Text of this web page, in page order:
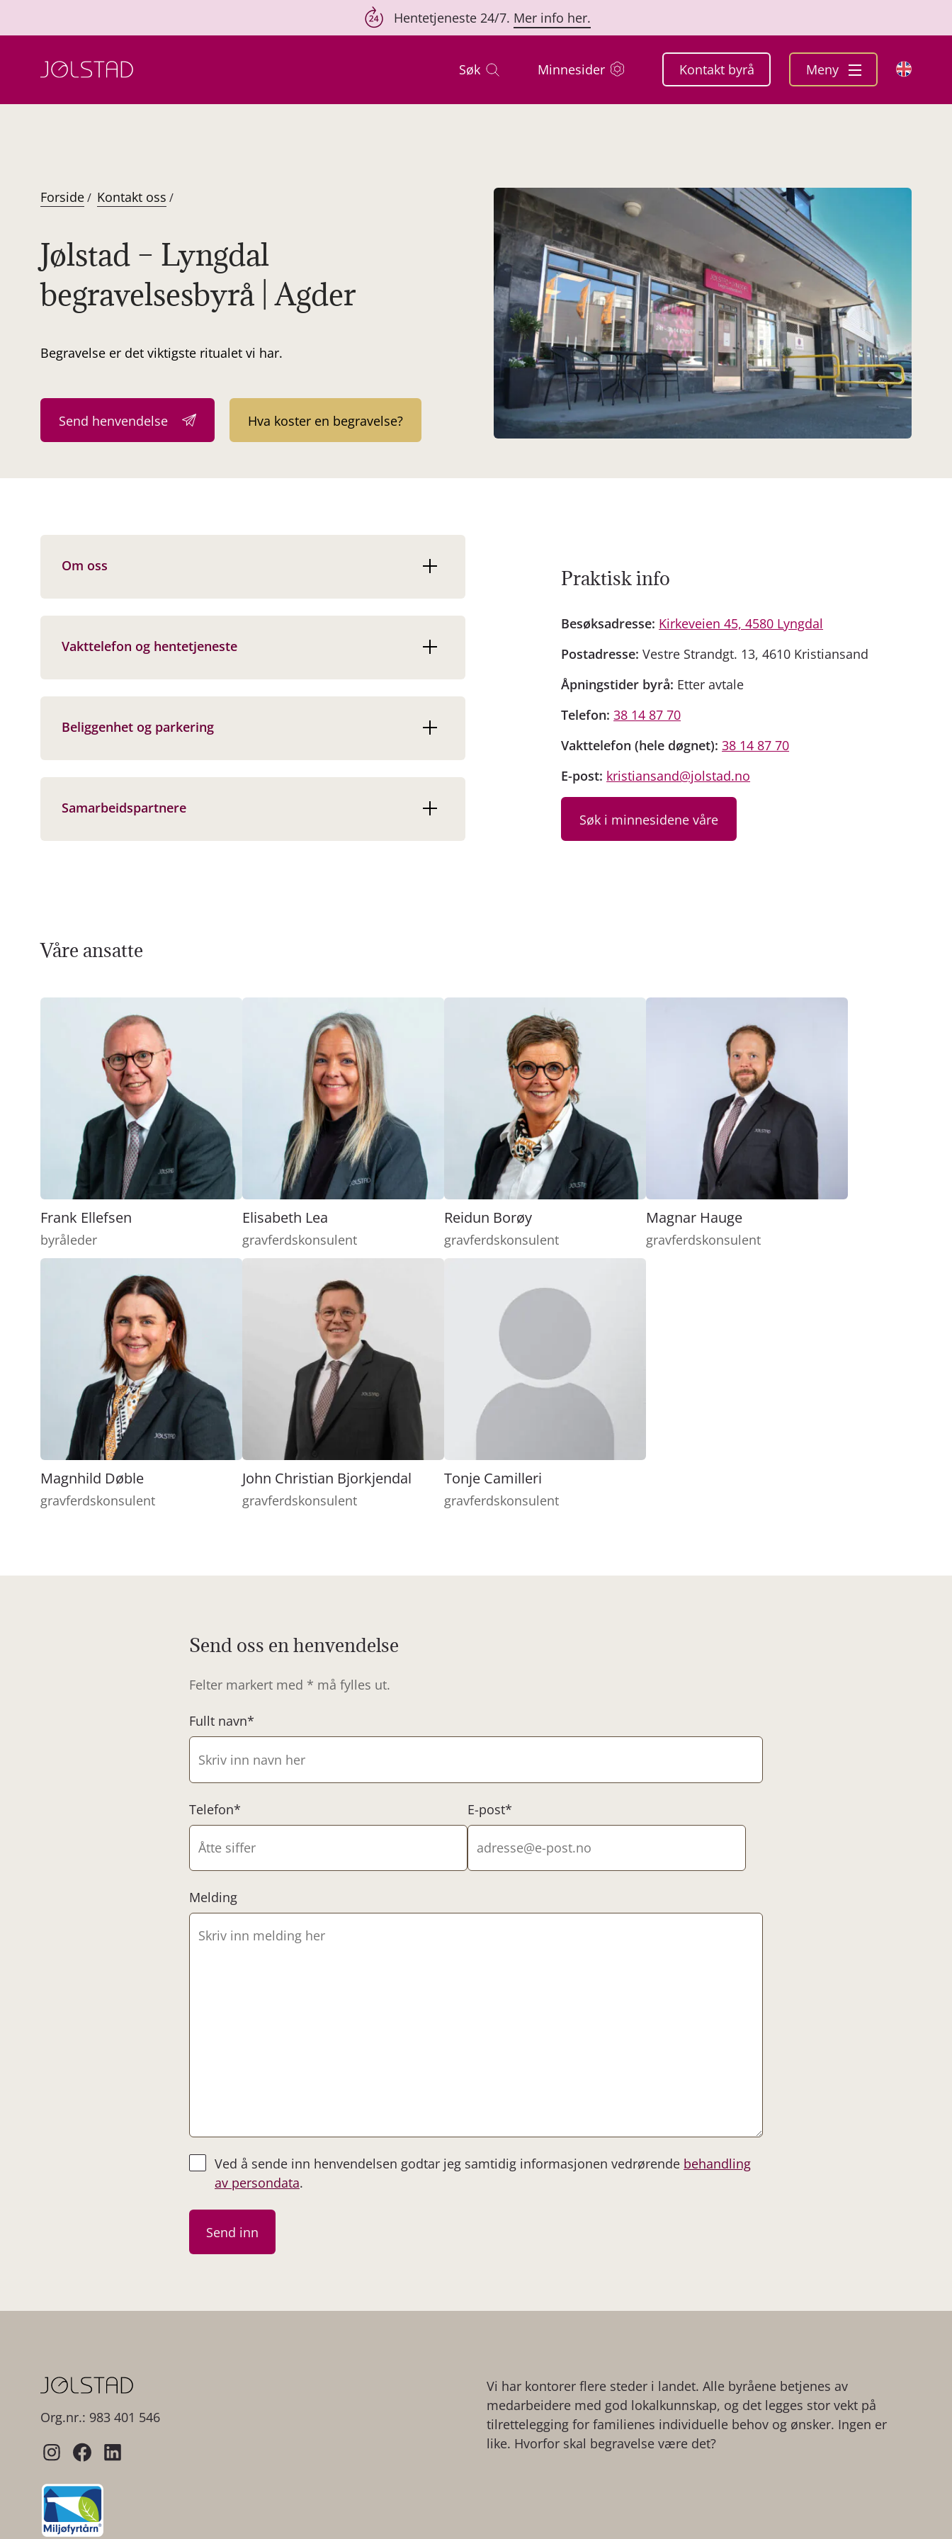
Hentetjeneste 24/7. Mer info her.
Søk Minnesider Kontakt byrå Meny
Forside/ Kontakt oss /
Jølstad – Lyngdal
begravelsesbyrå | Agder
Begravelse er det viktigste ritualet vi har.
Send henvendelse Hva koster en begravelse?
Om oss
Vakttelefon og hentetjeneste
Beliggenhet og parkering
Samarbeidspartnere
Praktisk info
Besøksadresse: Kirkeveien 45, 4580 Lyngdal
Postadresse: Vestre Strandgt. 13, 4610 Kristiansand
Åpningstider byrå: Etter avtale
Telefon: 38 14 87 70
Vakttelefon (hele døgnet): 38 14 87 70
E-post: kristiansand@jolstad.no
Søk i minnesidene våre
Våre ansatte
Frank Ellefsen
byråleder
Elisabeth Lea
gravferdskonsulent
Reidun Borøy
gravferdskonsulent
Magnar Hauge
gravferdskonsulent
Magnhild Døble
gravferdskonsulent
John Christian Bjorkjendal
gravferdskonsulent
Tonje Camilleri
gravferdskonsulent
Send oss en henvendelse
Felter markert med * må fylles ut.
Fullt navn*
Telefon* E-post*
Melding
Ved å sende inn henvendelsen godtar jeg samtidig informasjonen vedrørende behandling
av persondata.
Org.nr.: 983 401 546
Vi har kontorer flere steder i landet. Alle byråene betjenes av
medarbeidere med god lokalkunnskap, og det legges stor vekt på
tilrettelegging for familienes individuelle behov og ønsker. Ingen er
like. Hvorfor skal begravelse være det?